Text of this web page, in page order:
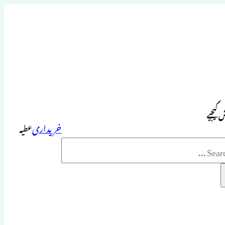
کیجیے
خریداریعطیہ